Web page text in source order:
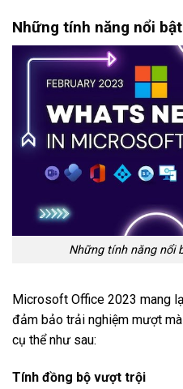
Những tính năng nổi
Những tính năng nổi
Microsoft Office 2023 mang
đảm bảo trải nghiệm mượt
cụ thể như sau:
Tính đồng bộ vượt trội